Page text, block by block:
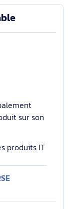
sur son
produits IT